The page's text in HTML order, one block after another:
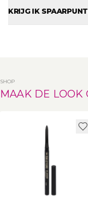
KRIJG IK
SHOP
MAAK DE LOOK